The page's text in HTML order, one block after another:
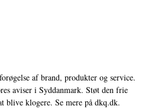
af brand, produkter og service.
aviser i Syddanmark. Støt den frie
klogere. Se mere på dkq.dk.